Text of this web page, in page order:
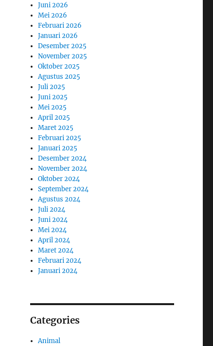
Juni 2026
Mei 2026
Februari 2026
Januari 2026
Desember 2025
November 2025
Oktober 2025
Agustus 2025
Juli 2025
Juni 2025
Mei 2025
April 2025
Maret 2025
Februari 2025
Januari 2025
Desember 2024
November 2024
Oktober 2024
September 2024
Agustus 2024
Juli 2024
Juni 2024
Mei 2024
April 2024
Maret 2024
Februari 2024
Januari 2024
Categories
Animal